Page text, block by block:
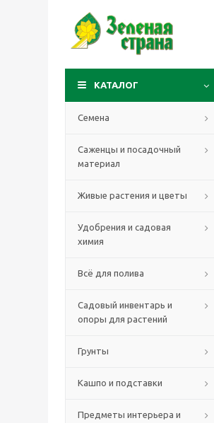
КАТАЛОГ
Семена
Саженцы и посадочный
материал
Живые растения и цветы
Удобрения и садовая
химия
Всё для полива
Садовый инвентарь и
опоры для растений
Грунты
Кашпо и подставки
Предметы интерьера и